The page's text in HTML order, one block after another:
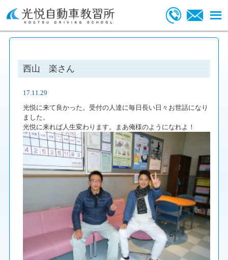
西山 楽さん
17.11.29
光悦に来て良かった。受付の人達に毎日長い日々お世話になり
ました。
光悦に来れば人生変わります。まあ俺様のようになれよ！